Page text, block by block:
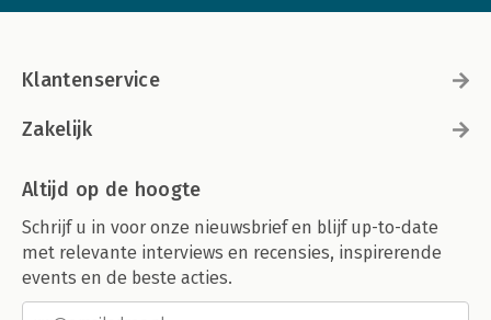
Klantenservice
Zakelijk
Altijd op de hoogte
Schrijf u in voor onze nieuwsbrief en blijf up-to-date
met relevante interviews en recensies, inspirerende
events en de beste acties.